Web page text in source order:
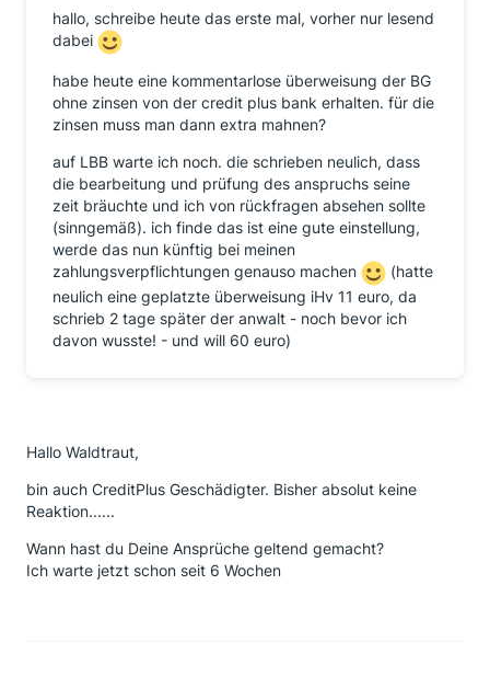
hallo, schreibe heute das erste mal, vorher nur lesend
dabei
habe heute eine kommentarlose überweisung der BG
ohne zinsen von der credit plus bank erhalten. für die
zinsen muss man dann extra mahnen?
auf LBB warte ich noch. die schrieben neulich, dass
die bearbeitung und prüfung des anspruchs seine
zeit bräuchte und ich von rückfragen absehen sollte
(sinngemäß). ich finde das ist eine gute einstellung,
werde das nun künftig bei meinen
zahlungsverpflichtungen genauso machen
(hatte
neulich eine geplatzte überweisung iHv 11 euro, da
schrieb 2 tage später der anwalt - noch bevor ich
davon wusste! - und will 60 euro)
Hallo Waldtraut,
bin auch CreditPlus Geschädigter. Bisher absolut keine
Reaktion......
Wann hast du Deine Ansprüche geltend gemacht?
Ich warte jetzt schon seit 6 Wochen